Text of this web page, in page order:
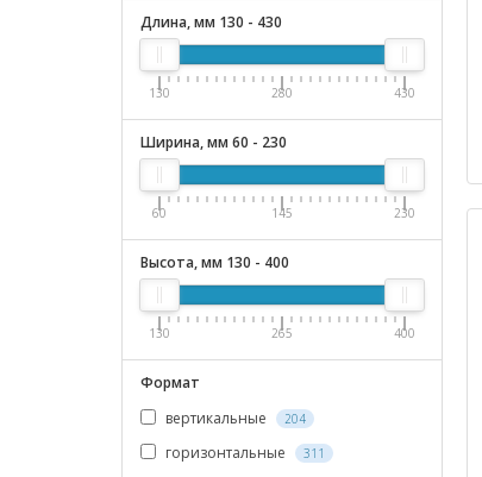
Длина, мм 130 - 430
130 280 430
Ширина, мм 60 - 230
60 145 230
Высота, мм 130 - 400
130 265 400
Формат
вертикальные
204
горизонтальные 311